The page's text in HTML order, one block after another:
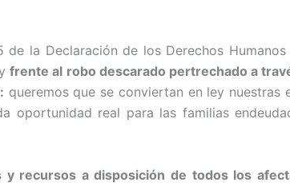
la Declaración de los Derechos
yfrente al robo descarado pertrechado a
queremos que se conviertan en ley nuestras
oportunidad real para las familias
recursos a disposición de todos los